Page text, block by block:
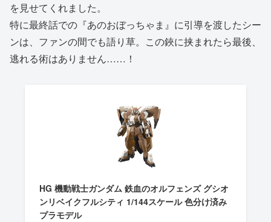
を見せてくれました。
特に最終話での『あのおぼっちゃま』に引導を渡したシー
ンは、ファンの間でも語り草。この鋏に挟まれたら最後、
逃れる術はありません……！
HG 機動戦士ガンダム 鉄血のオルフェンズ グシオ
ンリベイクフルシティ 1/144スケール 色分け済み
プラモデル